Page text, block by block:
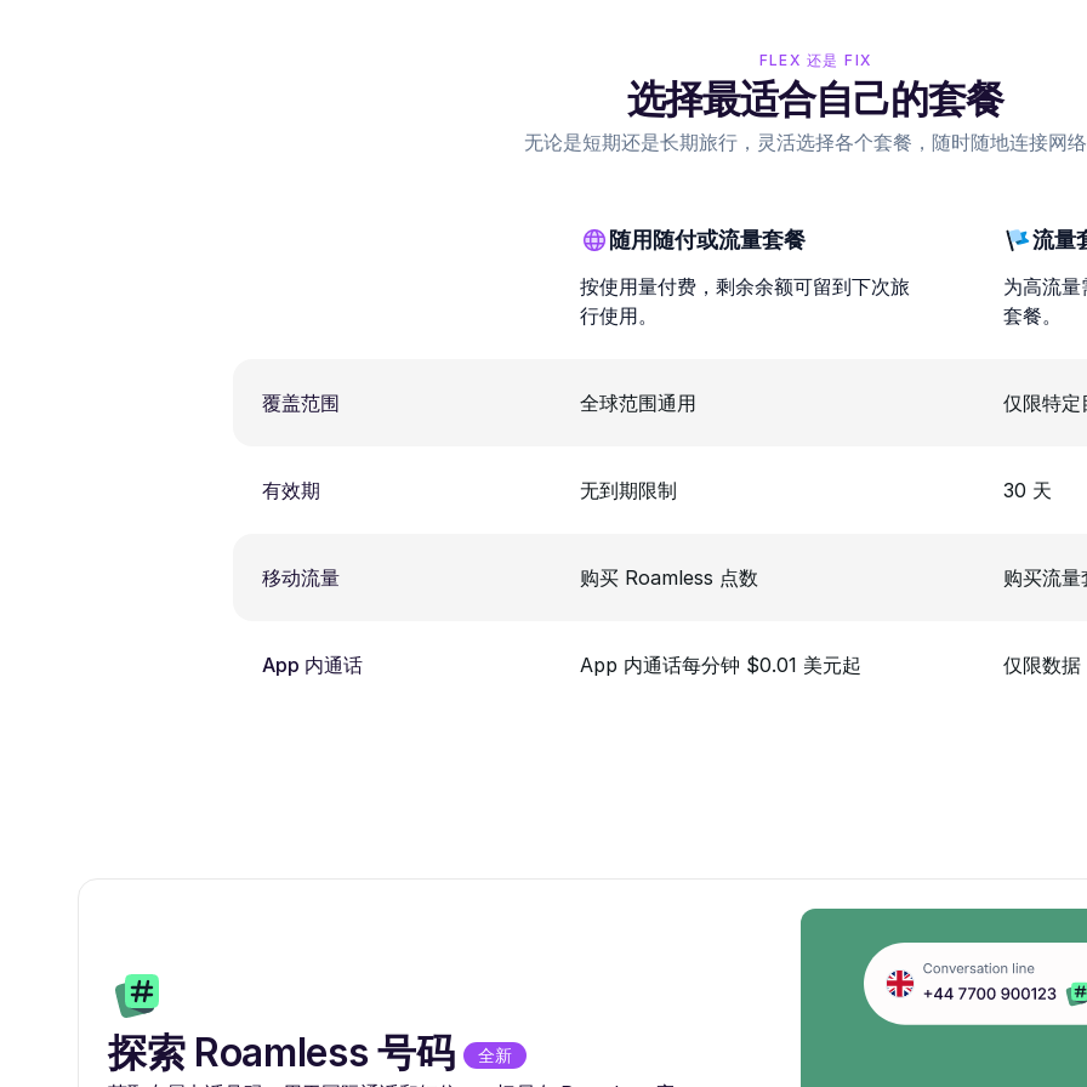
FLEX 还是 FIX
选择最适合自己的套餐
无论是短期还是长期旅行，灵活选择各个套餐，随时随地连接网
随用随付或流量套餐
按使用量付费，剩余余额可留到下次旅
行使用。
流量
为高流
套餐。
覆盖范围 全球范围通用 仅限特定
有效期 无到期限制 30 天
移动流量 购买 Roamless 点数 购买流量
App 内通话 App 内通话每分钟 $0.01 美元起 仅限数据
探索 Roamless 号码 全新